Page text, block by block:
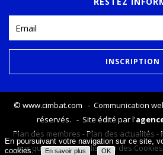
© www.cimbat.com - Communication
réservés. - Site édité par l'
Plan des membres -Plan des actualités -
aux questions-Utilisation des
En poursuivant votre navigation sur ce site,
cookies.
En savoir plus OK